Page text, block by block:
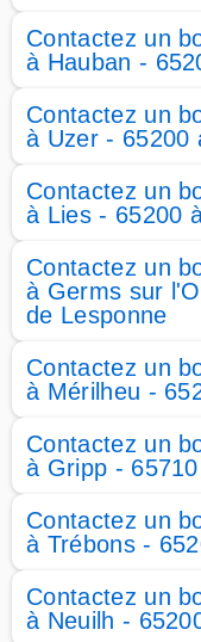
Contactez un
à Hauban -
Contactez un
à Uzer - 65200
Contactez un
à Lies - 65200
Contactez un
à Germs sur
de Lesponne
Contactez un
à Mérilheu -
Contactez un
à Gripp -
Contactez un
à Trébons -
Contactez un
à Neuilh -